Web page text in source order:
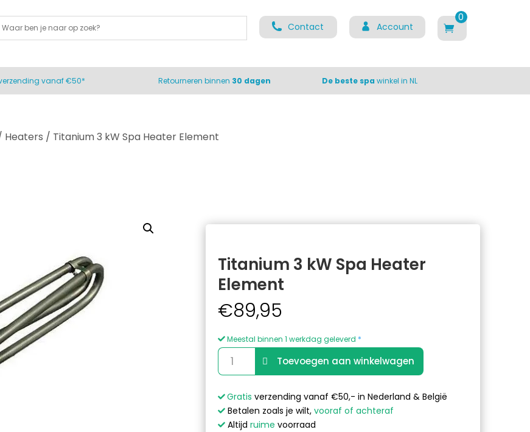
Contact Account
0
m
vanaf €50* Retourneren binnen 30 dagen De beste spa winkel in NL
Heaters / Titanium 3 kW Spa Heater Element
Titanium 3 kW Spa Heater
Element
€89,95
Meestal binnen 1 werkdag geleverd *
Titanium
Spa
Heater
Element
Toevoegen aan winkelwagen
e
Gratisverzending vanaf €50,- in Nederland & België
Betalen zoals je wilt, vooraf of achteraf
Altijd ruimevoorraad